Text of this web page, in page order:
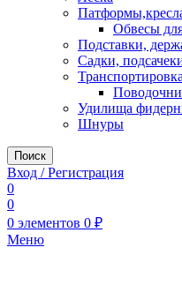
Обвесы
Подставки,
Садки,
Удилища
Шнуры
Поиск
Вход / Регистрация
0
0
0 элементов 0 ₽
Меню